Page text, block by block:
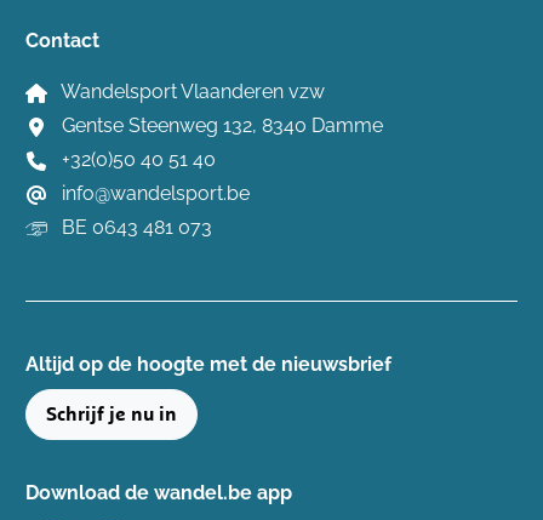
Contact
Wandelsport Vlaanderen vzw
Gentse Steenweg 132, 8340 Damme
+32(0)50 40 51 40
info@wandelsport.be
BE 0643 481 073
Altijd op de hoogte ​met de nieuwsbrief
Schrijf je nu in
Download de wandel.be app